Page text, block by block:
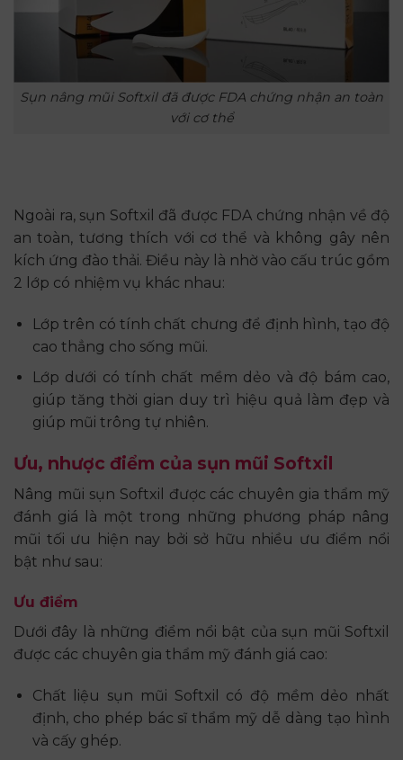
Sụn nâng mũi Softxil đã được FDA chứng nhận an toàn
với cơ thể
Ngoài ra, sụn Softxil đã được FDA chứng nhận về độ
an toàn, tương thích với cơ thể và không gây nên
kích ứng đào thải. Điều này là nhờ vào cấu trúc gồm
2 lớp có nhiệm vụ khác nhau:
Lớp trên có tính chất chưng để định hình, tạo độ
cao thẳng cho sống mũi.
Lớp dưới có tính chất mềm dẻo và độ bám cao,
giúp tăng thời gian duy trì hiệu quả làm đẹp và
giúp mũi trông tự nhiên.
Ưu, nhược điểm của sụn mũi Softxil
Nâng mũi sụn Softxil được các chuyên gia thẩm mỹ
đánh giá là một trong những phương pháp nâng
mũi tối ưu hiện nay bởi sở hữu nhiều ưu điểm nổi
bật như sau:
Ưu điểm
Dưới đây là những điểm nổi bật của sụn mũi Softxil
được các chuyên gia thẩm mỹ đánh giá cao:
Chất liệu sụn mũi Softxil có độ mềm dẻo nhất
định, cho phép bác sĩ thẩm mỹ dễ dàng tạo hình
và cấy ghép.